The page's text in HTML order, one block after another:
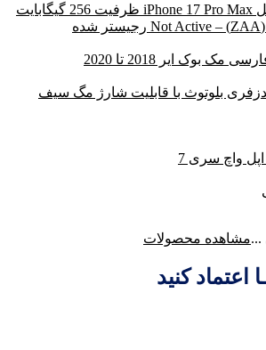
گوشی موبایل اپل iPhone 17 Pro Max ظرفیت 256 گیگابایت
بوک ایر 2018 تا 2020
هندزفری بلوتوث با قابلیت شارژ مگ سیف
واچ سری 7
...مشاهده محصولات
اعتماد کنید